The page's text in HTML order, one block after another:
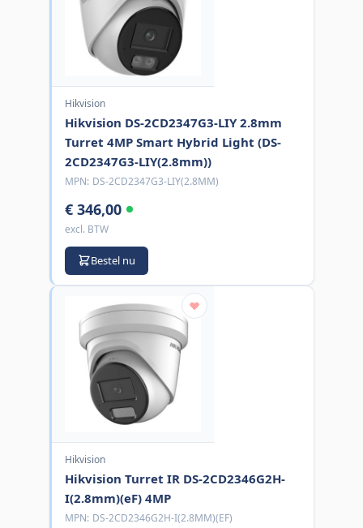
Hikvision
Hikvision DS-2CD2347G3-LIY 2.8mm
Turret 4MP Smart Hybrid Light (DS-
2CD2347G3-LIY(2.8mm))
MPN: DS-2CD2347G3-LIY(2.8MM)
€ 346,00
excl. BTW
Bestel nu
Hikvision
Hikvision Turret IR DS-2CD2346G2H-
I(2.8mm)(eF) 4MP
MPN: DS-2CD2346G2H-I(2.8MM)(EF)